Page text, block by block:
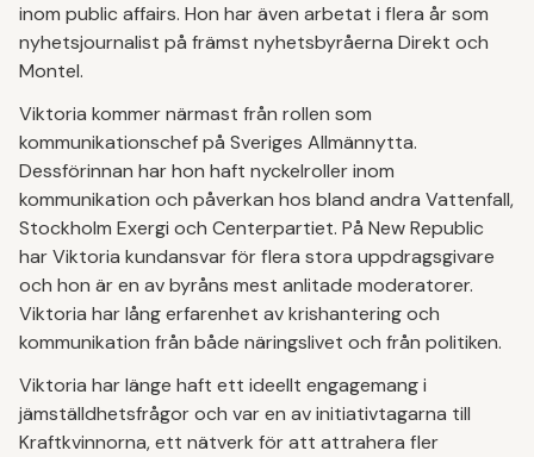
inom public affairs. Hon har även arbetat i flera år som
nyhetsjournalist på främst nyhetsbyråerna Direkt och
Montel.
Viktoria kommer närmast från rollen som
kommunikationschef på Sveriges Allmännytta.
Dessförinnan har hon haft nyckelroller inom
kommunikation och påverkan hos bland andra Vattenfall,
Stockholm Exergi och Centerpartiet. På New Republic
har Viktoria kundansvar för flera stora uppdragsgivare
och hon är en av byråns mest anlitade moderatorer.
Viktoria har lång erfarenhet av krishantering och
kommunikation från både näringslivet och från politiken.
Viktoria har länge haft ett ideellt engagemang i
jämställdhetsfrågor och var en av initiativtagarna till
Kraftkvinnorna, ett nätverk för att attrahera fler